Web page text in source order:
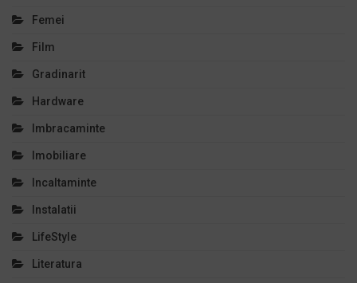
Femei
Film
Gradinarit
Hardware
Imbracaminte
Imobiliare
Incaltaminte
Instalatii
LifeStyle
Literatura